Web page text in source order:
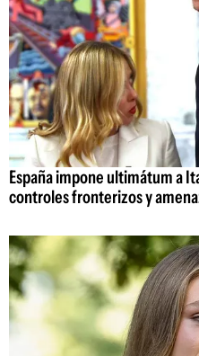
España impone ultimátum a
controles fronterizos y